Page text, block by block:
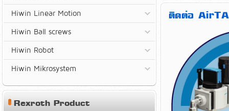
ติดต่อ
Hiwin Linear Motion
Hiwin Ball screws
Hiwin Robot
Hiwin Mikrosystem
Rexroth Product